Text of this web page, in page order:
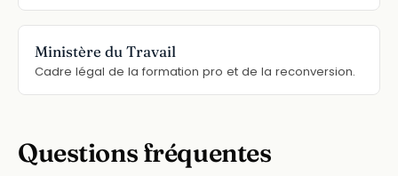
Ministère du Travail
Cadre légal de la formation pro et de la reconversion.
Questions fréquentes